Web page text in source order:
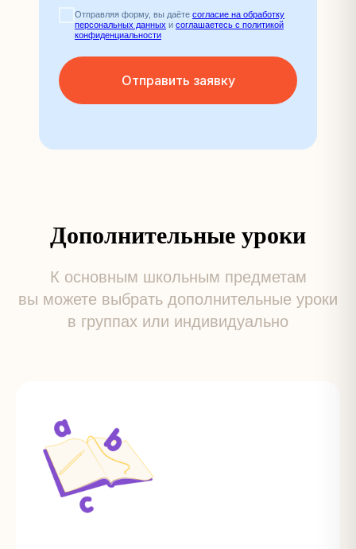
Отправляя форму, вы даёте согласие на обработку
персональных данных и соглашаетесь c политикой
конфиденциальности
Отправить заявку
Дополнительные уроки
К основным школьным предметам
вы можете выбрать дополнительные уроки
в группах или индивидуально